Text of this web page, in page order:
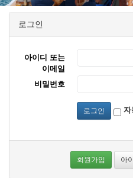
로그인
아이디 또는
이메일
비밀번호
로그인 자
회원가입 아